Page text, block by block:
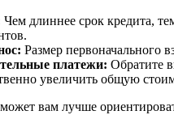
Чем длиннее срок кредита,
Размер первоначального
платежи: Обратите
увеличить общую
вам лучше